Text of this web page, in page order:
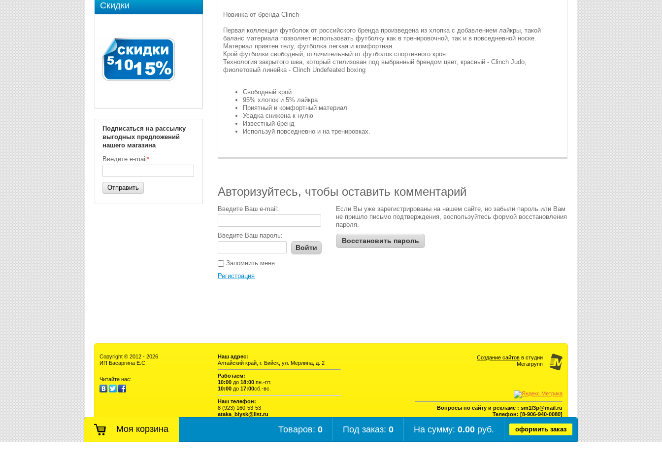
Скидки
Подписаться на рассылку
выгодных предложений
нашего магазина
Введите e-mail *
Отправить
Новинка от бренда Clinch
Первая коллекция футболок от российского бренда произведена из хлопка с добавлением лайкры, такой
баланс материала позволяет использовать футболку как в тренировочной, так и в повседневной носке.
Материал приятен телу, футболка легкая и комфортная.
Крой футболки свободный, отличительный от футболок спортивного кроя.
Технология закрытого шва, который стилизован под выбранный брендом цвет, красный - Clinch Judo,
фиолетовый линейка - Clinch Undefeated boxing
Свободный крой
95% хлопок и 5% лайкра
Приятный и комфортный материал
Усадка снижена к нулю
Известный бренд
Используй повседневно и на тренировках.
Авторизуйтесь, чтобы оставить комментарий
Введите Ваш e-mail:
Введите Ваш пароль:
Войти
Запомнить меня
Регистрация
Если Вы уже зарегистрированы на нашем сайте, но забыли пароль или Вам
не пришло письмо подтверждения, воспользуйтесь формой восстановления
пароля.
Восстановить пароль
Copyright © 2012 - 2026
ИП Басаргина Е.С.
Читайте нас:
Наш адрес:
Алтайский край, г. Бийск, ул. Мерлина, д. 2
Работаем:
10:00 до 18:00 пн.-пт.
10:00 до 17:00сб.-вс.
Наш телефон:
8 (923) 160-53-53
ataka_biysk@list.ru
Создание сайтов в студии
Мегагрупп
Вопросы по сайту и рекламе : sm1l3p@mail.ru
Телефон: [8-906-940-0080]
Моя корзина Товаров: 0 Под заказ: 0 На сумму: 0.00 руб. оформить заказ